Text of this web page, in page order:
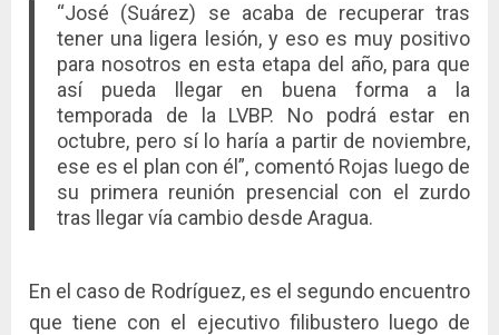
“José (Suárez) se acaba de recuperar tras
tener una ligera lesión, y eso es muy positivo
para nosotros en esta etapa del año, para que
así pueda llegar en buena forma a la
temporada de la LVBP. No podrá estar en
octubre, pero sí lo haría a partir de noviembre,
ese es el plan con él”, comentó Rojas luego de
su primera reunión presencial con el zurdo
tras llegar vía cambio desde Aragua.
En el caso de Rodríguez, es el segundo encuentro
que tiene con el ejecutivo filibustero luego de